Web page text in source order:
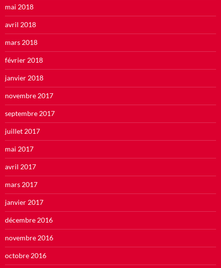
mai 2018
avril 2018
mars 2018
février 2018
janvier 2018
novembre 2017
septembre 2017
juillet 2017
mai 2017
avril 2017
mars 2017
janvier 2017
décembre 2016
novembre 2016
octobre 2016